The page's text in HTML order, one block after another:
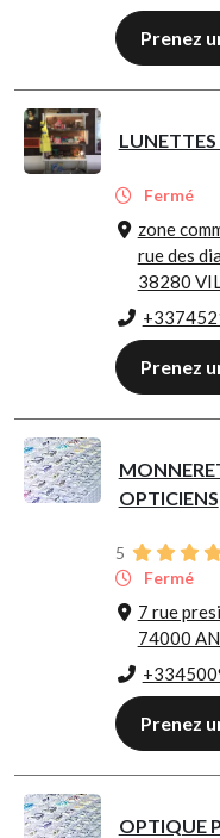
Prenez
LUNETTES
Fermé
zone
rue des
38280
Prenez
OPTICIENS
5
Fermé
7 rue
74000
Prenez
OPTIQUE